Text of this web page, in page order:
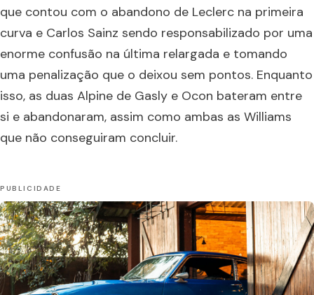
que contou com o abandono de Leclerc na primeira
curva e Carlos Sainz sendo responsabilizado por uma
enorme confusão na última relargada e tomando
uma penalização que o deixou sem pontos. Enquanto
isso, as duas Alpine de Gasly e Ocon bateram entre
si e abandonaram, assim como ambas as Williams
que não conseguiram concluir.